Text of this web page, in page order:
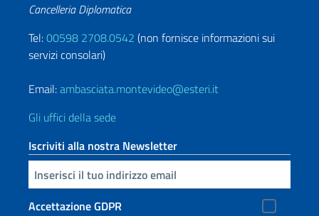
Cancelleria Diplomatica
Tel:00598 2708.0542 (non fornisce informazioni sui
servizi consolari)
Email:ambasciata.montevideo@esteri.it
Gli uffici della sede
Iscriviti alla nostra Newsletter
Inserisci la tua email
Accettazione GDPR